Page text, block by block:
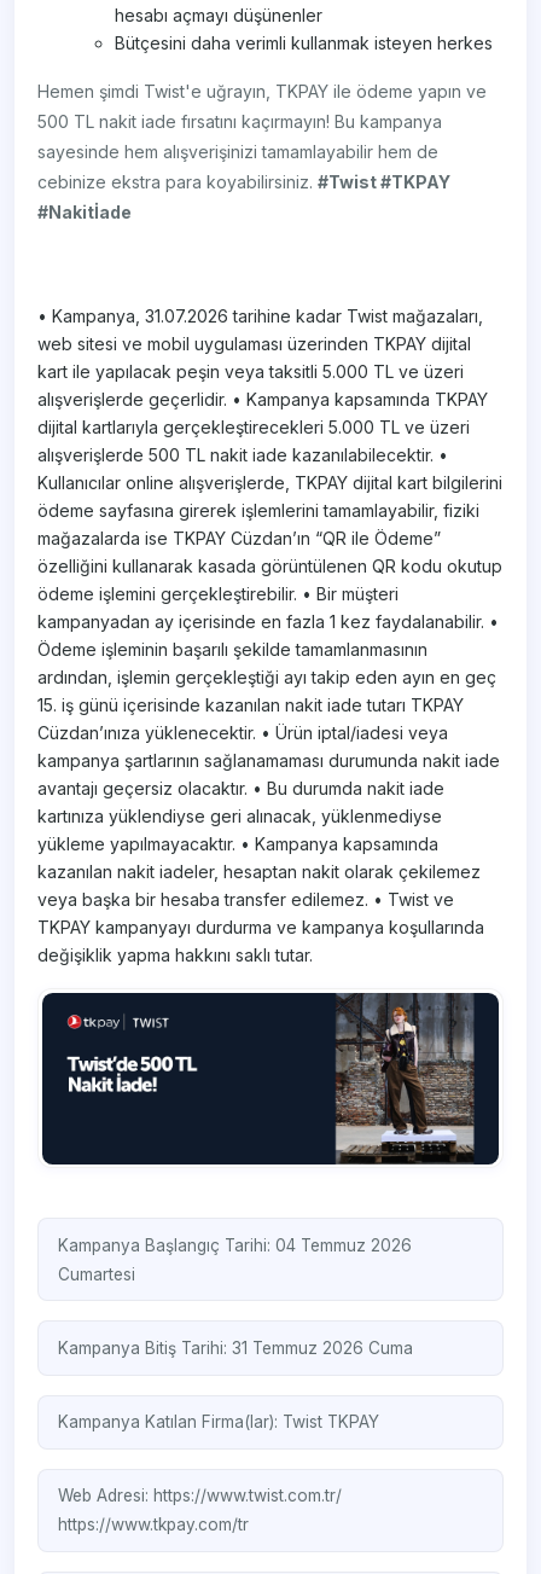
hesabı açmayı düşünenler
Bütçesini daha verimli kullanmak isteyen herkes
Hemen şimdi Twist'e uğrayın, TKPAY ile ödeme yapın ve
500 TL nakit iade fırsatını kaçırmayın! Bu kampanya
sayesinde hem alışverişinizi tamamlayabilir hem de
cebinize ekstra para koyabilirsiniz.#Twist #TKPAY
#Nakitİade
• Kampanya, 31.07.2026 tarihine kadar Twist mağazaları,
web sitesi ve mobil uygulaması üzerinden TKPAY dijital
kart ile yapılacak peşin veya taksitli 5.000 TL ve üzeri
alışverişlerde geçerlidir. • Kampanya kapsamında TKPAY
dijital kartlarıyla gerçekleştirecekleri 5.000 TL ve üzeri
alışverişlerde 500 TL nakit iade kazanılabilecektir. •
Kullanıcılar online alışverişlerde, TKPAY dijital kart bilgilerini
ödeme sayfasına girerek işlemlerini tamamlayabilir, fiziki
mağazalarda ise TKPAY Cüzdan’ın “QR ile Ödeme”
özelliğini kullanarak kasada görüntülenen QR kodu okutup
ödeme işlemini gerçekleştirebilir. • Bir müşteri
kampanyadan ay içerisinde en fazla 1 kez faydalanabilir. •
Ödeme işleminin başarılı şekilde tamamlanmasının
ardından, işlemin gerçekleştiği ayı takip eden ayın en geç
15. iş günü içerisinde kazanılan nakit iade tutarı TKPAY
Cüzdan’ınıza yüklenecektir. • Ürün iptal/iadesi veya
kampanya şartlarının sağlanamaması durumunda nakit iade
avantajı geçersiz olacaktır. • Bu durumda nakit iade
kartınıza yüklendiyse geri alınacak, yüklenmediyse
yükleme yapılmayacaktır. • Kampanya kapsamında
kazanılan nakit iadeler, hesaptan nakit olarak çekilemez
veya başka bir hesaba transfer edilemez. • Twist ve
TKPAY kampanyayı durdurma ve kampanya koşullarında
değişiklik yapma hakkını saklı tutar.
Kampanya Başlangıç Tarihi: 04 Temmuz 2026
Cumartesi
Kampanya Bitiş Tarihi: 31 Temmuz 2026 Cuma
Kampanya Katılan Firma(lar): Twist TKPAY
Web Adresi: https://www.twist.com.tr/
https://www.tkpay.com/tr